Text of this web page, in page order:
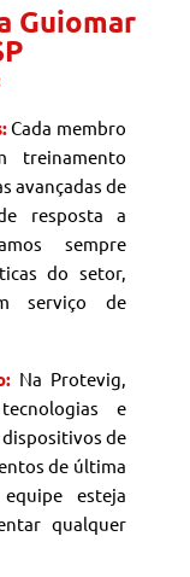
Guiomar
Cada membro
treinamento
avançadas de
resposta a
sempre
do setor,
serviço de
Na Protevig,
e
de
de última
esteja
qualquer